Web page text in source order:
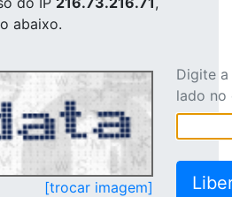
abaixo.
[trocar imagem]
Digite
lado no